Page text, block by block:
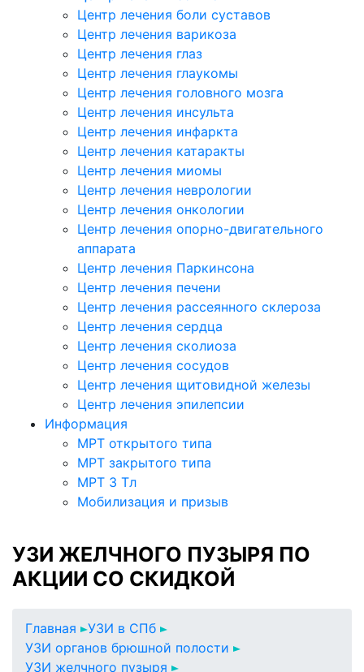
Центр лечения боли суставов
Центр лечения варикоза
Центр лечения глаз
Центр лечения глаукомы
Центр лечения головного мозга
Центр лечения инсульта
Центр лечения инфаркта
Центр лечения катаракты
Центр лечения миомы
Центр лечения неврологии
Центр лечения онкологии
Центр лечения опорно-двигательного
аппарата
Центр лечения Паркинсона
Центр лечения печени
Центр лечения рассеянного склероза
Центр лечения сердца
Центр лечения сколиоза
Центр лечения сосудов
Центр лечения щитовидной железы
Центр лечения эпилепсии
Информация
МРТ открытого типа
МРТ закрытого типа
МРТ 3 Тл
Мобилизация и призыв
УЗИ ЖЕЛЧНОГО ПУЗЫРЯ ПО
АКЦИИ СО СКИДКОЙ
Главная
УЗИ в СПб
УЗИ органов брюшной полости
УЗИ желчного пузыря